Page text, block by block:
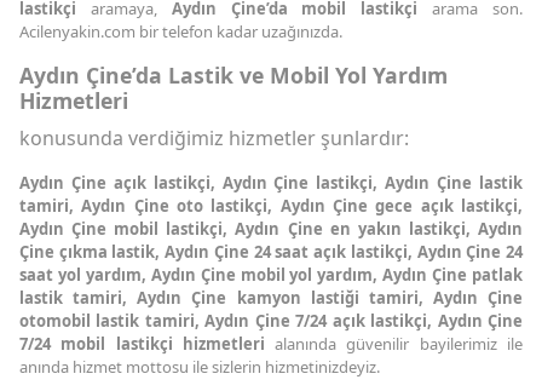
lastikçi aramaya, Aydın Çine’da mobil lastikçi arama son.
Acilenyakin.com bir telefon kadar uzağınızda.
Aydın Çine’da Lastik ve Mobil Yol Yardım
Hizmetleri
konusunda verdiğimiz hizmetler şunlardır:
Aydın Çine açık lastikçi, Aydın Çine lastikçi, Aydın Çine lastik
tamiri, Aydın Çine oto lastikçi, Aydın Çine gece açık lastikçi,
Aydın Çine mobil lastikçi, Aydın Çine en yakın lastikçi, Aydın
Çine çıkma lastik, Aydın Çine 24 saat açık lastikçi, Aydın Çine 24
saat yol yardım, Aydın Çine mobil yol yardım, Aydın Çine patlak
lastik tamiri, Aydın Çine kamyon lastiği tamiri, Aydın Çine
otomobil lastik tamiri, Aydın Çine 7/24 açık lastikçi, Aydın Çine
7/24 mobil lastikçi hizmetlerialanında güvenilir bayilerimiz ile
anında hizmet mottosu ile sizlerin hizmetinizdeyiz.